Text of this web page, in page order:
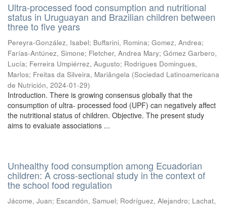
Ultra-processed food consumption and nutritional
status in Uruguayan and Brazilian children between
three to five years
Pereyra-González, Isabel; Buffarini, Romina; Gomez, Andrea;
Farías-Antúnez, Simone; Fletcher, Andrea Mary; Gómez Garbero,
Lucía; Ferreira Umpiérrez, Augusto; Rodrigues Domingues,
Marlos; Freitas da Silveira, Mariângela (Sociedad Latinoamericana
de Nutrición, 2024-01-29)
Introduction. There is growing consensus globally that the
consumption of ultra- processed food (UPF) can negatively affect
the nutritional status of children. Objective. The present study
aims to evaluate associations ...
Unhealthy food consumption among Ecuadorian
children: A cross-sectional study in the context of
the school food regulation
Jácome, Juan; Escandón, Samuel; Rodríguez, Alejandro; Lachat,